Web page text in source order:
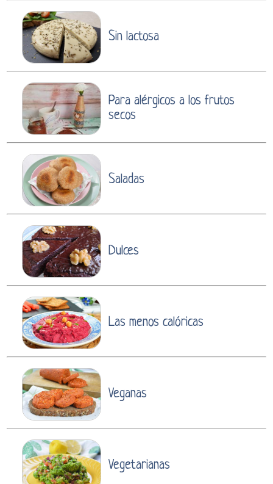
Sin lactosa
Para alérgicos a los frutos
secos
Saladas
Dulces
Las menos calóricas
Veganas
Vegetarianas